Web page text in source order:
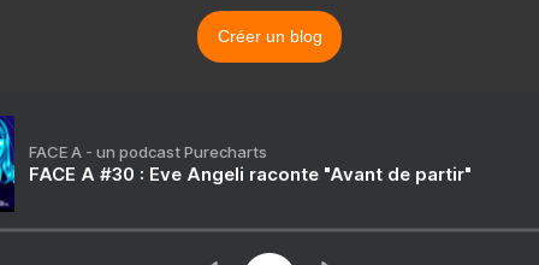
Créer un blog
FACE A - un podcast Purecharts
FACE A #30 : Eve Angeli raconte "Avant de partir"